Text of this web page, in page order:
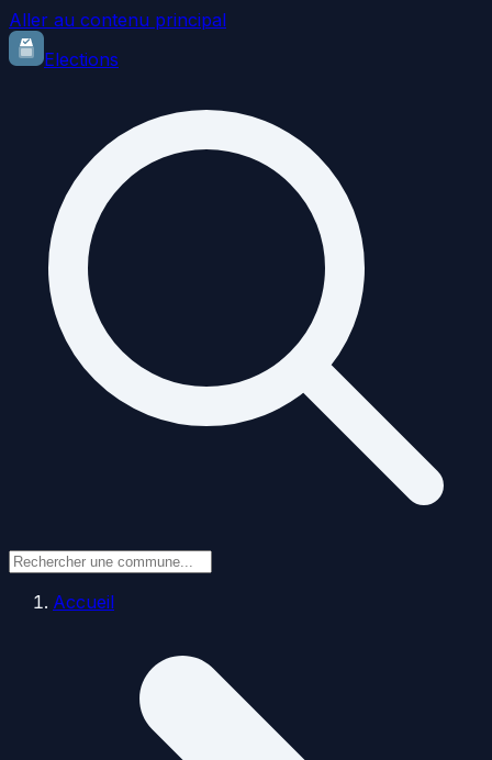
Aller au contenu principal
Elections
Accueil